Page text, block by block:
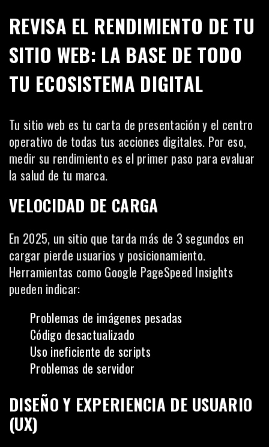
REVISA EL RENDIMIENTO DE TU
SITIO WEB: LA BASE DE TODO
TU ECOSISTEMA DIGITAL
Tu sitio web es tu carta de presentación y el centro
operativo de todas tus acciones digitales. Por eso,
medir su rendimiento es el primer paso para evaluar
la salud de tu marca.
VELOCIDAD DE CARGA
En 2025, un sitio que tarda más de 3 segundos en
cargar pierde usuarios y posicionamiento.
Herramientas como Google PageSpeed Insights
pueden indicar:
Problemas de imágenes pesadas
Código desactualizado
Uso ineficiente de scripts
Problemas de servidor
DISEÑO Y EXPERIENCIA DE USUARIO
(UX)